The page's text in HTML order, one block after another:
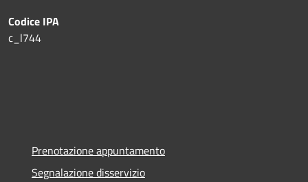
Codice IPA
c_l744
Prenotazione appuntamento
Segnalazione disservizio